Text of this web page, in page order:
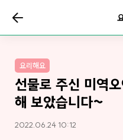
요리해요
선물로 주신 미역
해 보았습니다~
2022.06.24 10:12